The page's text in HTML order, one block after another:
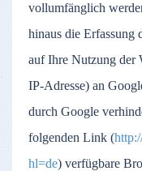
vollumfänglich
hinaus die Erfassung
auf Ihre Nutzung der
IP-Adresse) an
durch Google
folgenden Link (
hl=de) verfügbare